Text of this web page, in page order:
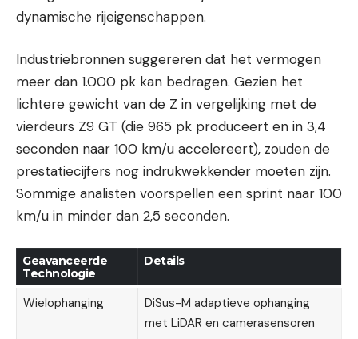
dynamische rijeigenschappen.
Industriebronnen suggereren dat het vermogen
meer dan 1.000 pk kan bedragen. Gezien het
lichtere gewicht van de Z in vergelijking met de
vierdeurs Z9 GT (die 965 pk produceert en in 3,4
seconden naar 100 km/u accelereert), zouden de
prestatiecijfers nog indrukwekkender moeten zijn.
Sommige analisten voorspellen een sprint naar 100
km/u in minder dan 2,5 seconden.
Geavanceerde
Technologie
Details
Wielophanging
DiSus-M adaptieve ophanging
met LiDAR en camerasensoren